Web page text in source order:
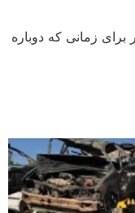
زمانی که دوباره